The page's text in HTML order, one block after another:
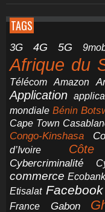
TAGS
3G 4G 5G
Afrique du
Télécom
Amazon
Application
mondiale Bénin
Cape Town
Congo-Kinshasa
d’Ivoire
Côte
Cybercriminalité
commerce Ecobank
Etisalat Facebook
France
Gabon